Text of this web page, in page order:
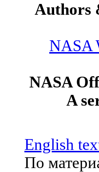
Authors
NASA
NASA
A
English
По